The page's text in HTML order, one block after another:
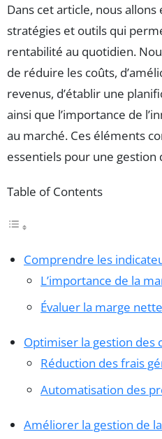
Dans cet article, nous
stratégies et outils qui
rentabilité au quotidien.
de réduire les coûts,
revenus, d’établir une
ainsi que l’importance de
au marché. Ces éléments
essentiels pour une gestion
Table of Contents
Comprendre les
L’importance de la
Évaluer la marge nette
Optimiser la gestion des
Réduction des frais
Automatisation des
Améliorer la gestion de